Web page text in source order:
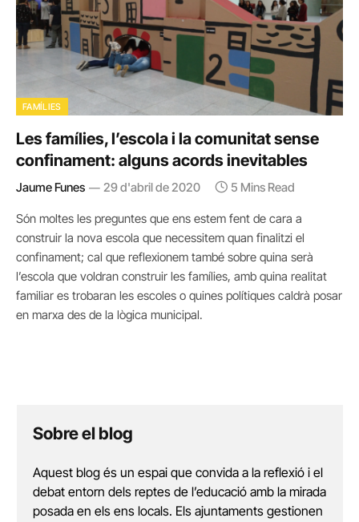
FAMÍLIES
Les famílies, l’escola i la comunitat sense
confinament: alguns acords inevitables
Jaume Funes 29 d'abril de 2020 5 Mins Read
Són moltes les preguntes que ens estem fent de cara a
construir la nova escola que necessitem quan finalitzi el
confinament; cal que reflexionem també sobre quina serà
l’escola que voldran construir les famílies, amb quina realitat
familiar es trobaran les escoles o quines polítiques caldrà posar
en marxa des de la lògica municipal.
Sobre el blog
Aquest blog és un espai que convida a la reflexió i el
debat entorn dels reptes de l’educació amb la mirada
posada en els ens locals. Els ajuntaments gestionen